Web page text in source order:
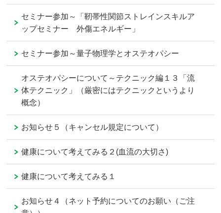
セミナー参加～「靭帯性関節ストレインスキルア
ップセミナー 外傷エネルギー」
セミナー参加～量子物理学とオステオパシー
オステオパシーについて～テクニック編１３「流
体テクニック」（厳密にはテクニックというより
概念）
お知らせ５（キャンセル規定について）
健康について考えてみる２(血流の大切さ)
健康について考えてみる１
お知らせ４（ネット予約についてのお願い（ご注